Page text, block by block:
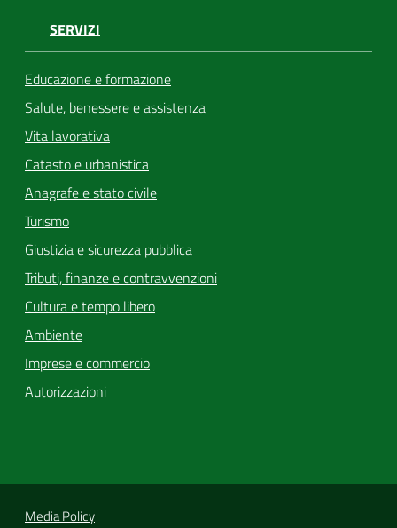
SERVIZI
Educazione e formazione
Salute, benessere e assistenza
Vita lavorativa
Catasto e urbanistica
Anagrafe e stato civile
Turismo
Giustizia e sicurezza pubblica
Tributi, finanze e contravvenzioni
Cultura e tempo libero
Ambiente
Imprese e commercio
Autorizzazioni
Media Policy